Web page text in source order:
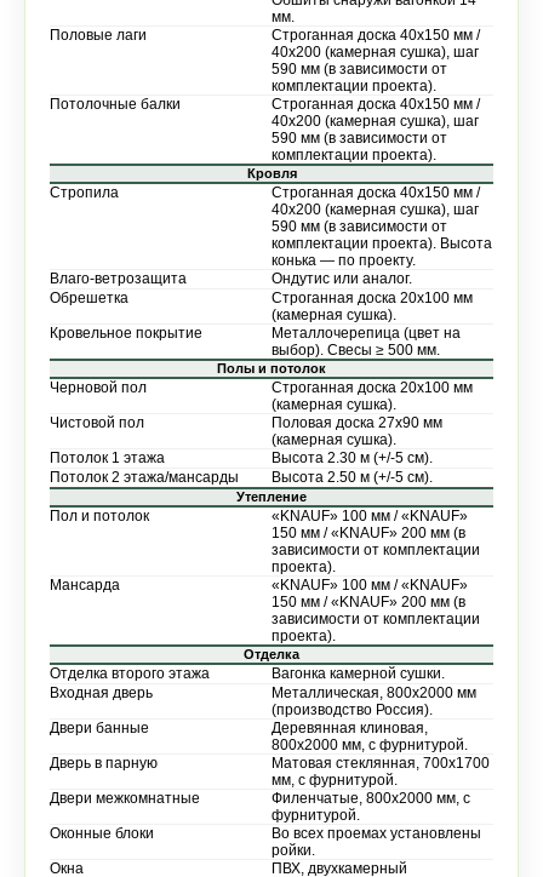
мм.
Половые лаги
Строганная доска 40х150 мм /
40х200 (камерная сушка), шаг
590 мм (в зависимости от
комплектации проекта).
Потолочные балки
Строганная доска 40х150 мм /
40х200 (камерная сушка), шаг
590 мм (в зависимости от
комплектации проекта).
Кровля
Стропила
Строганная доска 40х150 мм /
40х200 (камерная сушка), шаг
590 мм (в зависимости от
комплектации проекта). Высота
конька — по проекту.
Влаго-ветрозащита Ондутис или аналог.
Обрешетка
Строганная доска 20х100 мм
(камерная сушка).
Кровельное покрытие
Металлочерепица (цвет на
выбор). Свесы ≥ 500 мм.
Полы и потолок
Черновой пол
Строганная доска 20х100 мм
(камерная сушка).
Чистовой пол
Половая доска 27х90 мм
(камерная сушка).
Потолок 1 этажа Высота 2.30 м (+/-5 см).
Потолок 2 этажа/мансарды
Высота 2.50 м (+/-5 см).
Утепление
Пол и потолок
«KNAUF» 100 мм / «KNAUF»
150 мм / «KNAUF» 200 мм (в
зависимости от комплектации
проекта).
Мансарда
«KNAUF» 100 мм / «KNAUF»
150 мм / «KNAUF» 200 мм (в
зависимости от комплектации
проекта).
Отделка
Отделка второго этажа Вагонка камерной сушки.
Входная дверь
Металлическая, 800х2000 мм
(производство Россия).
Двери банные
Деревянная клиновая,
800х2000 мм, с фурнитурой.
Дверь в парную
Матовая стеклянная, 700х1700
мм, с фурнитурой.
Двери межкомнатные
Филенчатые, 800х2000 мм, с
фурнитурой.
Оконные блоки
Во всех проемах установлены
ройки.
Окна ПВХ, двухкамерный